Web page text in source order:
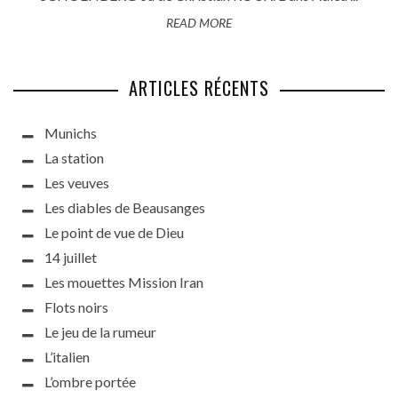
READ MORE
ARTICLES RÉCENTS
Munichs
La station
Les veuves
Les diables de Beausanges
Le point de vue de Dieu
14 juillet
Les mouettes Mission Iran
Flots noirs
Le jeu de la rumeur
L’italien
L’ombre portée